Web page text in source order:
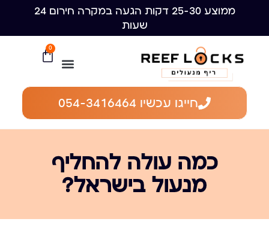
ממוצע 25-30 דקות הגעה במקרה חירום 24
שעות
0
חייגו עכשיו 054-3416464
כמה עולה להחליף
מנעול בישראל?